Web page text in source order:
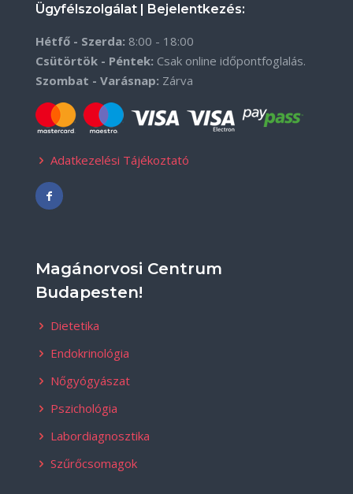
Ügyfélszolgálat | Bejelentkezés:
Hétfő - Szerda: 8:00 - 18:00
Csütörtök - Péntek: Csak online időpontfoglalás.
Szombat - Varásnap: Zárva
Adatkezelési Tájékoztató
Magánorvosi Centrum
Budapesten!
Dietetika
Endokrinológia
Nőgyógyászat
Pszichológia
Labordiagnosztika
Szűrőcsomagok